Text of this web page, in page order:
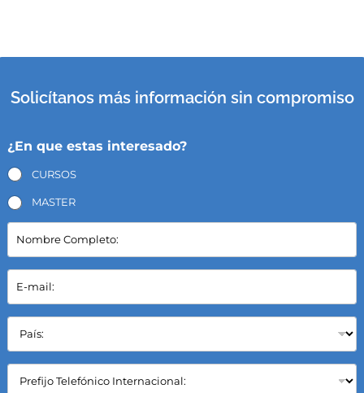
Solicítanos más información sin compromiso
¿En que estas interesado?
CURSOS
MASTER
N
m
b
e
C
m
p
E
m
a
l
*
P
í
s
C